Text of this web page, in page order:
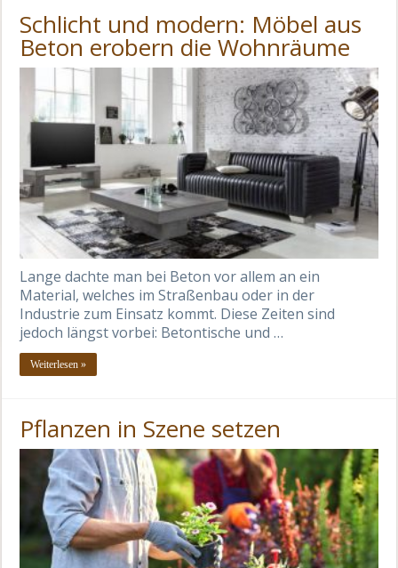
Schlicht und modern: Möbel aus
Beton erobern die Wohnräume
Lange dachte man bei Beton vor allem an ein
Material, welches im Straßenbau oder in der
Industrie zum Einsatz kommt. Diese Zeiten sind
jedoch längst vorbei: Betontische und …
Weiterlesen »
Pflanzen in Szene setzen